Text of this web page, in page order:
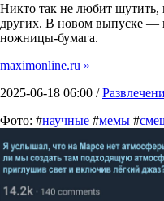
Никто так не любит
других. В новом выпуске —
ножницы-бумага.
maximonline.ru »
2025-06-18 06:00 /
Фото: #научные #мемы #